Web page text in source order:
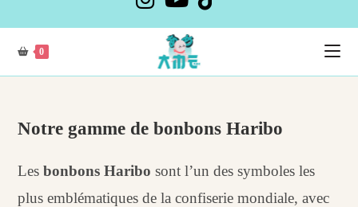
content
0
Notre gamme de bonbons Haribo
Lesbonbons Haribo sont l’un des symboles les
plus emblématiques de la confiserie mondiale, avec